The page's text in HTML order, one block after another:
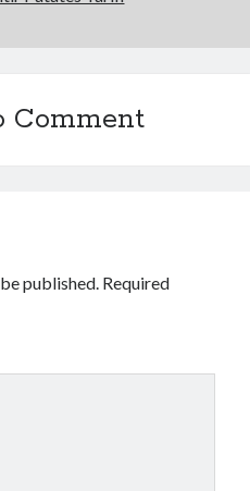
Comment
published. Required